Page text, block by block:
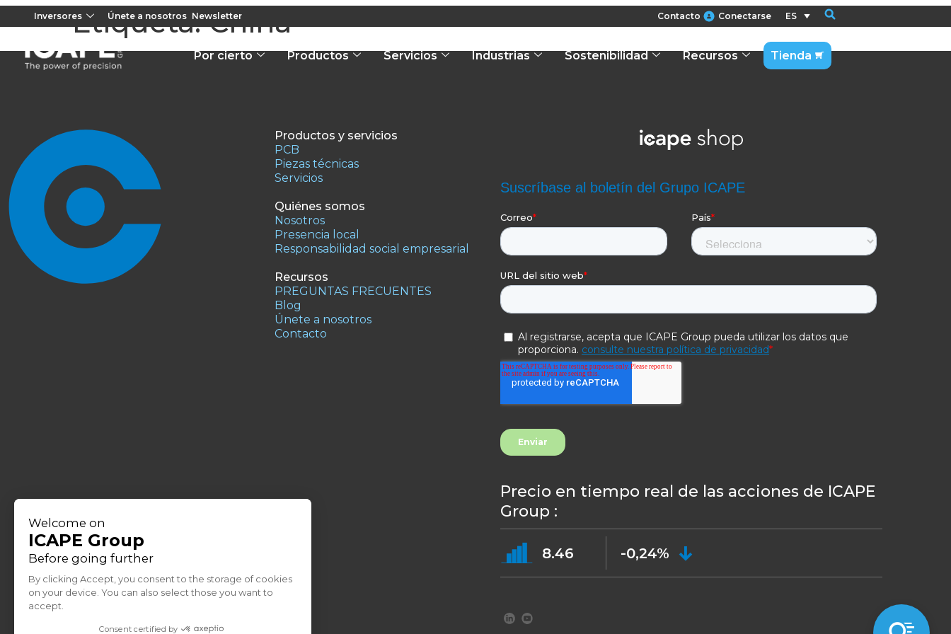
Inversores Únete a nosotros Newsletter Contacto Conectarse ES
Por cierto Productos Servicios Industrias Sostenibilidad Recursos Tienda
Etiqueta:China
Productos y servicios
PCB
Piezas técnicas
Servicios
Quiénes somos
Nosotros
Presencia local
Responsabilidad social empresarial
Recursos
PREGUNTAS FRECUENTES
Blog
Únete a nosotros
Contacto
Precio en tiempo real de las acciones de ICAPE
Group :
8.46 -0,24%